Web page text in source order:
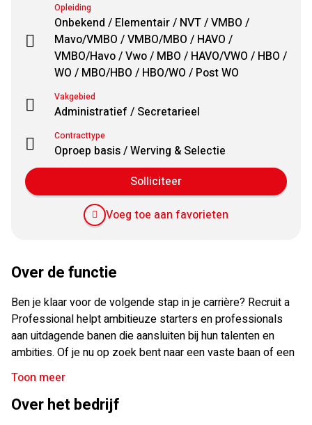
Opleiding
Onbekend / Elementair / NVT / VMBO /
Mavo/VMBO / VMBO/MBO / HAVO /
VMBO/Havo / Vwo / MBO / HAVO/VWO / HBO /
WO / MBO/HBO / HBO/WO / Post WO
Vakgebied
Administratief / Secretarieel
Contracttype
Oproep basis / Werving & Selectie
Solliciteer
Voeg toe aan favorieten
Over de functie
Ben je klaar voor de volgende stap in je carrière? Recruit a
Professional helpt ambitieuze starters en professionals
aan uitdagende banen die aansluiten bij hun talenten en
ambities. Of je nu op zoek bent naar een vaste baan of een
traineeship, wij denken graag met je mee. Dankzij onze
persoonlijke aanpak vinden we niet alleen een baan die bij je
cv past, maar ook een werkomgeving waar jij je kunt
Toon meer
Over het bedrijf